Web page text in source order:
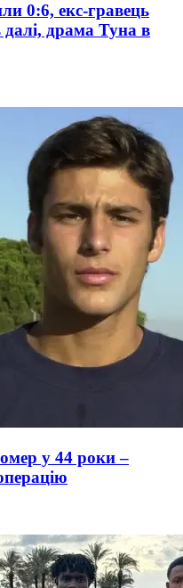
0:6, екс-гравець
далі, драма Туна в
у 44 роки –